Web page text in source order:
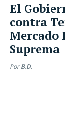
El
contra
Mercado
Suprema
Por B.D.